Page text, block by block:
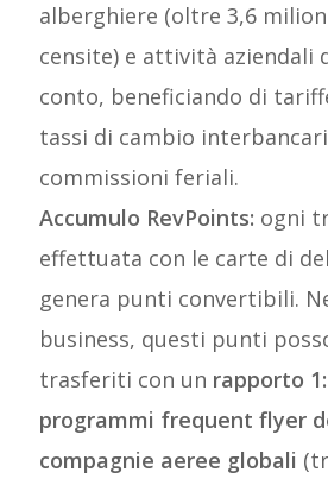
alberghiere (oltre 3,6
censite) e attività aziendali
conto, beneficiando di
tassi di cambio
commissioni feriali.
Accumulo RevPoints: ogni
effettuata con le carte di
genera punti convertibili.
business, questi punti
trasferiti con un rapporto
programmi frequent flyer
compagnie aeree globali